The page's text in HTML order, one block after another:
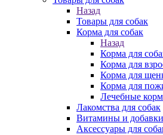
Назад
Товары для собак
Корма для собак
Назад
Корма для
Корма для
Корма для
Корма для
Лечебные
Лакомства для собак
Витамины и добавки
Аксессуары для